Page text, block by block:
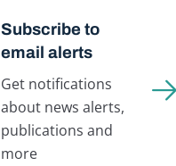
Subscribe to
email alerts
Get notifications
about news alerts,
publications and
more